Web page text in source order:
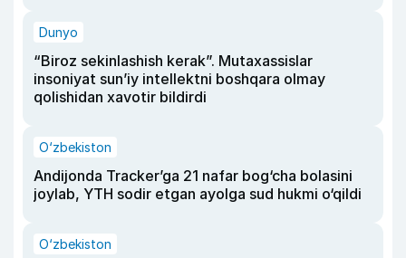
Dunyo
“Biroz sekinlashish kerak”. Mutaxassislar
insoniyat sun’iy intellektni boshqara olmay
qolishidan xavotir bildirdi
O‘zbekiston
Andijonda Tracker’ga 21 nafar bog‘cha bolasini
joylab, YTH sodir etgan ayolga sud hukmi o‘qildi
O‘zbekiston